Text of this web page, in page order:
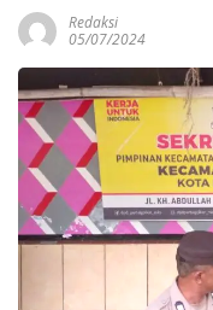
Redaksi
05/07/2024